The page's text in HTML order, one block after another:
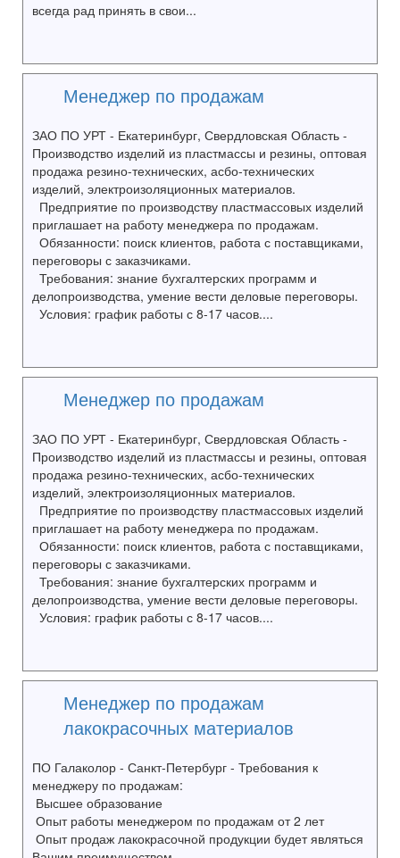
всегда рад принять в свои...
Менеджер по продажам
ЗАО ПО УРТ - Екатеринбург, Свердловская Область -
Производство изделий из пластмассы и резины, оптовая
продажа резино-технических, асбо-технических
изделий, электроизоляционных материалов.
Предприятие по производству пластмассовых изделий
приглашает на работу менеджера по продажам.
Обязанности: поиск клиентов, работа с поставщиками,
переговоры с заказчиками.
Требования: знание бухгалтерских программ и
делопроизводства, умение вести деловые переговоры.
Условия: график работы с 8-17 часов....
Менеджер по продажам
ЗАО ПО УРТ - Екатеринбург, Свердловская Область -
Производство изделий из пластмассы и резины, оптовая
продажа резино-технических, асбо-технических
изделий, электроизоляционных материалов.
Предприятие по производству пластмассовых изделий
приглашает на работу менеджера по продажам.
Обязанности: поиск клиентов, работа с поставщиками,
переговоры с заказчиками.
Требования: знание бухгалтерских программ и
делопроизводства, умение вести деловые переговоры.
Условия: график работы с 8-17 часов....
Менеджер по продажам
лакокрасочных материалов
ПО Галаколор - Санкт-Петербург - Требования к
менеджеру по продажам:
Высшее образование
Опыт работы менеджером по продажам от 2 лет
Опыт продаж лакокрасочной продукции будет являться